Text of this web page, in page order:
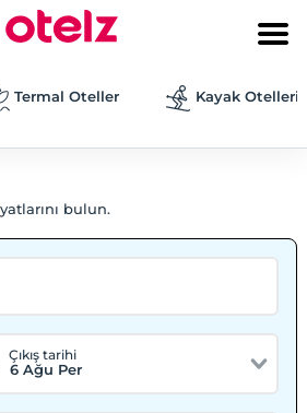
Termal Oteller Kayak Otelleri
bulun.
Çıkış tarihi
6 Ağu Per